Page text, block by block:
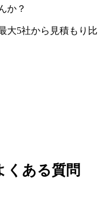
か？
大5社から見積もり比
くある質問